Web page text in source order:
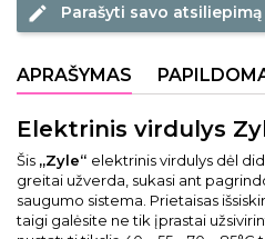
edit Parašyti savo atsiliepimą
APRAŠYMAS
Elektrinis virdulys
Šis „Zyle“ elektrinis virdulys dėl
greitai užverda, sukasi ant
saugumo sistema. Prietaisas
taigi galėsite ne tik įprastai